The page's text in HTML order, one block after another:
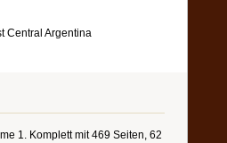
Central Argentina
1. Komplett mit 469 Seiten, 62